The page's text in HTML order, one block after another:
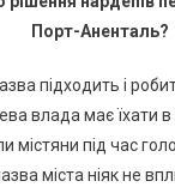
Порт-Аненталь?
підходить і
влада має їхати
містяни під час
міста ніяк не